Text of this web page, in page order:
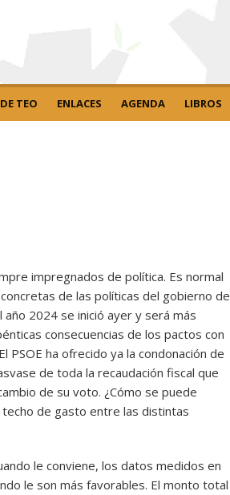
TEO ENLACES AGENDA LIBROS
impregnados de política. Es normal
de las políticas del gobierno de
2024 se inició ayer y será más
consecuencias de los pactos con
ha ofrecido ya la condonación de
de toda la recaudación fiscal que
de su voto. ¿Cómo se puede
de gasto entre las distintas
le conviene, los datos medidos en
le son más favorables. El monto total